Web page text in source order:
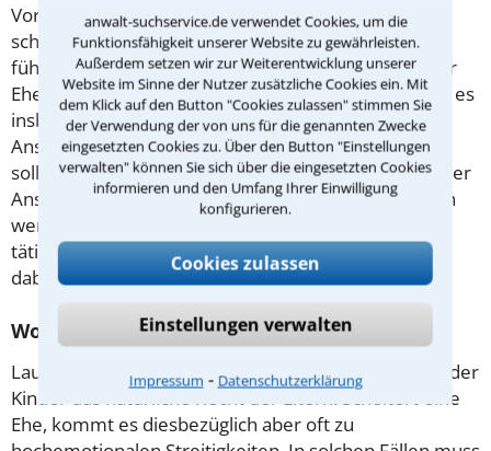
anwalt-suchservice.de verwendet Cookies, um die
Funktionsfähigkeit unserer Website zu gewährleisten.
Außerdem setzen wir zur Weiterentwicklung unserer
Website im Sinne der Nutzer zusätzliche Cookies ein. Mit
dem Klick auf den Button "Cookies zulassen" stimmen Sie
der Verwendung der von uns für die genannten Zwecke
eingesetzten Cookies zu. Über den Button "Einstellungen
verwalten" können Sie sich über die eingesetzten Cookies
informieren und den Umfang Ihrer Einwilligung
konfigurieren.
Cookies zulassen
Einstellungen verwalten
Impressum ⁃ Datenschutzerklärung
Vor allem die Geldansprüche der Kinder können
schnell zu Streitigkeiten zwischen den Beteiligten
führen. Aber auch hinsichtlich des Finanzbedarfs der
Eheleute können oft Konflikte entstehen. Dabei gibt es
insbesondere wegen der Höhe der jeweiligen
Ansprüche Meinungsverschiedenheiten. Deswegen
sollte insbesondere bei der Berechnung der Höhe der
Ansprüche ein juristischer Beistand zu Rate gezogen
werden. Die hier präsentierten, im
tätigen Anwälte in Offenbach am Main, helfen Ihnen
dabei gerne.
Worum geht es beim Sorgerecht?
Laut dem Grundgesetz ist die Pflege und Erziehung der
Kinder das natürliche Recht der Eltern. Scheitert eine
Ehe, kommt es diesbezüglich aber oft zu